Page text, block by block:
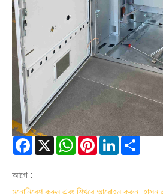
Facebook
X WhatsAppPinterestLinkedIn
আগে :
মনোনিবেশ করুন এবং শিখরে আরোহন করুন, হাসুন